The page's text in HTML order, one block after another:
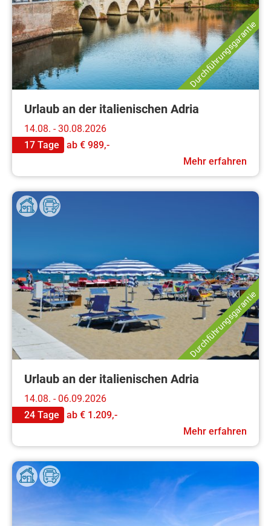
Durchführungsgarantie
Urlaub an der italienischen Adria
14.08. - 30.08.2026
17 Tage
ab € 989,-
Mehr erfahren
Durchführungsgarantie
Urlaub an der italienischen Adria
14.08. - 06.09.2026
24 Tage
ab € 1.209,-
Mehr erfahren